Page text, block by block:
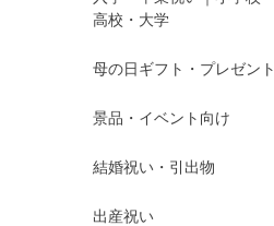
高校・大学
母の日ギフト・プレゼント
景品・イベント向け
結婚祝い・引出物
出産祝い